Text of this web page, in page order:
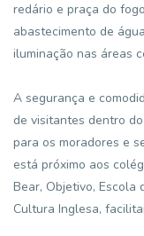
redário e praça do
abastecimento de
iluminação nas áreas
A segurança e
de visitantes dentro
para os moradores e
está próximo aos
Bear, Objetivo, Escola
Cultura Inglesa,